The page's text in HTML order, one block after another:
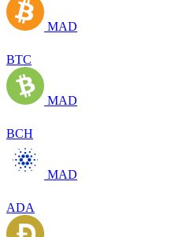
MAD
BTC
MAD
BCH
MAD
ADA